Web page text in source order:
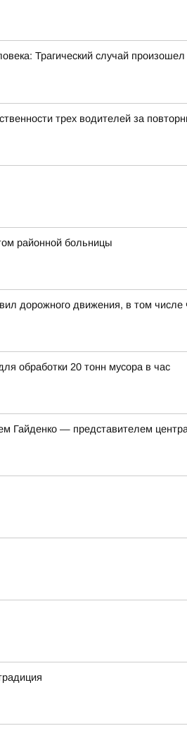
Трагический случай
трех водителей за
районной больницы
дорожного движения, в том числе
обработки 20 тонн мусора в час
Гайденко — представителем